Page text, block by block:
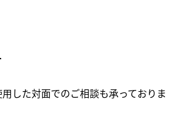
した対面でのご相談も承っておりま